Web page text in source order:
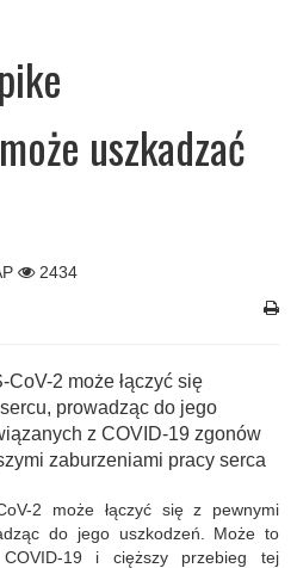
uszkadzać
2434
CoV-2 może łączyć się
prowadząc do jego
z COVID-19 zgonów
zaburzeniami pracy serca
2 może łączyć się z pewnymi
do jego uszkodzeń. Może to
COVID-19 i cięższy przebieg tej